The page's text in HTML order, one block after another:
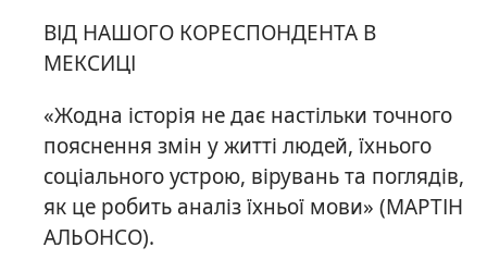
ВІД НАШОГО КОРЕСПОНДЕНТА В
МЕКСИЦІ
«Жодна історія не дає настільки точного
пояснення змін у житті людей, їхнього
соціального устрою, вірувань та поглядів,
як це робить аналіз їхньої мови» (МАРТІН
АЛЬОНСО).